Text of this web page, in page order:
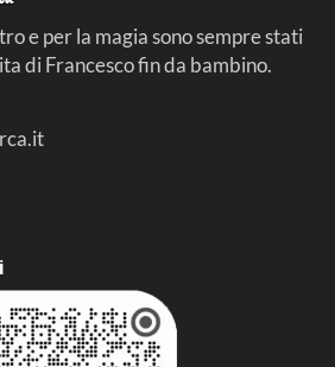
e per la magia sono sempre stati
di Francesco fin da bambino.